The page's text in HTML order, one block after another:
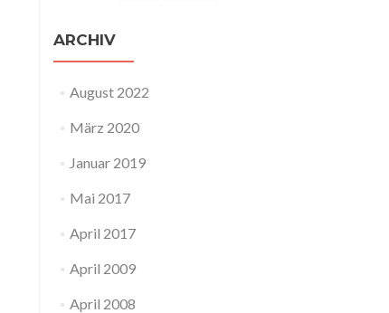
ARCHIV
August 2022
März 2020
Januar 2019
Mai 2017
April 2017
April 2009
April 2008